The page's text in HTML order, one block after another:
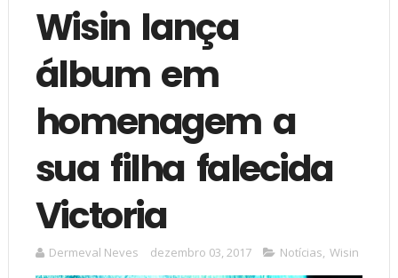
Wisin lança
álbum em
homenagem a
sua filha falecida
Victoria
Dermeval Neves dezembro 03, 2017 Notícias, Wisin